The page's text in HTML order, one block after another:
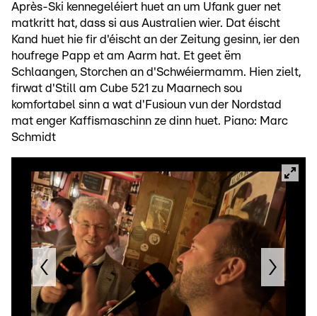
Après-Ski kennegeléiert huet an um Ufank guer net
matkritt hat, dass si aus Australien wier. Dat éischt
Kand huet hie fir d'éischt an der Zeitung gesinn, ier den
houfrege Papp et am Aarm hat. Et geet ëm
Schlaangen, Storchen an d'Schwéiermamm. Hien zielt,
firwat d'Still am Cube 521 zu Maarnech sou
komfortabel sinn a wat d'Fusioun vun der Nordstad
mat enger Kaffismaschinn ze dinn huet. Piano: Marc
Schmidt